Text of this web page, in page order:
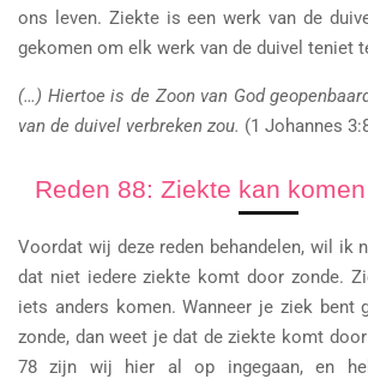
ons leven. Ziekte is een werk van de
gekomen om elk werk van de duivel teniet
(…) Hiertoe is de Zoon van God
van de duivel verbreken zou. (1 Johannes
Reden 88: Ziekte kan
Voordat wij deze reden behandelen, wil ik
dat niet iedere ziekte komt door zonde.
iets anders komen. Wanneer je ziek bent
zonde, dan weet je dat de ziekte komt
78 zijn wij hier al op ingegaan, en